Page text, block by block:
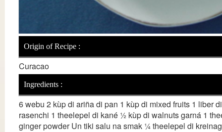
Origin of Recipe :
Curacao
Ingredients :
6 webu 2 kùp di ariña di pan 1 kùp di mixed fruits 1 liber
rasenchi 1 theelepel di kané ½ kùp di walnuts garná 1
ginger powder Un tiki salu na smak ¼ theelepel di